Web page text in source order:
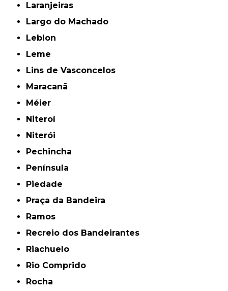
Laranjeiras
Largo do Machado
Leblon
Leme
Lins de Vasconcelos
Maracanã
Méier
Niteroí
Niterói
Pechincha
Península
Piedade
Praça da Bandeira
Ramos
Recreio dos Bandeirantes
Riachuelo
Rio Comprido
Rocha